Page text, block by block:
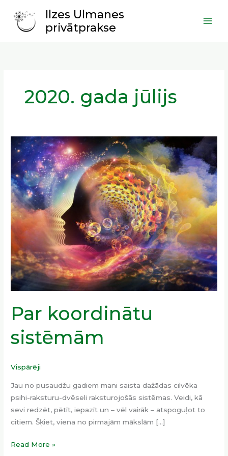
content
Ilzes Ulmanes
privātprakse
2020. gada jūlijs
Par koordinātu
sistēmām
Vispārēji
Jau no pusaudžu gadiem mani saista dažādas cilvēka
psihi-raksturu-dvēseli raksturojošās sistēmas. Veidi, kā
sevi redzēt, pētīt, iepazīt un – vēl vairāk – atspoguļot to
citiem. Šķiet, viena no pirmajām mākslām […]
Par
koordinātu
sistēmām
Read More »